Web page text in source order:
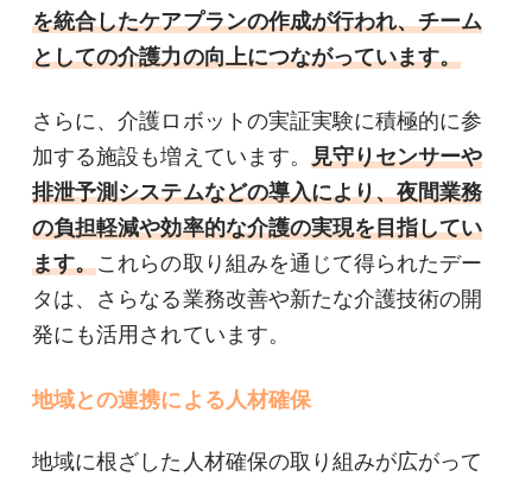
を統合したケアプランの作成が行われ、チーム
としての介護力の向上につながっています。
さらに、介護ロボットの実証実験に積極的に参
加する施設も増えています。 見守りセンサーや
排泄予測システムなどの導入により、夜間業務
の負担軽減や効率的な介護の実現を目指してい
ます。これらの取り組みを通じて得られたデー
タは、さらなる業務改善や新たな介護技術の開
発にも活用されています。
地域との連携による人材確保
地域に根ざした人材確保の取り組みが広がって